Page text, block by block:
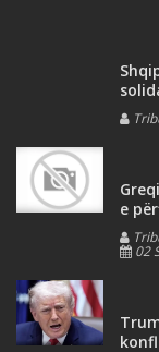
e
02